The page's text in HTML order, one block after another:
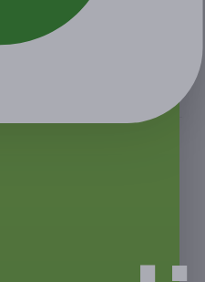
действия
или
количество
процедуру